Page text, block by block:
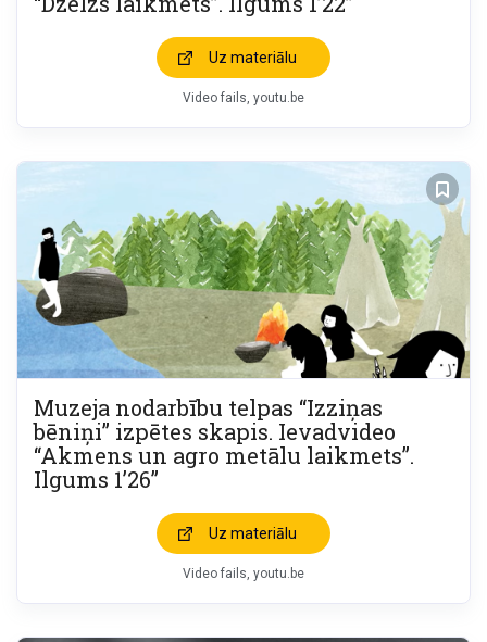
Uz materiālu
Video fails youtu.be
Muzeja nodarbību telpas “Izziņas
bēniņi” izpētes skapis. Ievadvideo
“Akmens un agro metālu laikmets”.
Ilgums 1’26”
Uz materiālu
Video fails youtu.be